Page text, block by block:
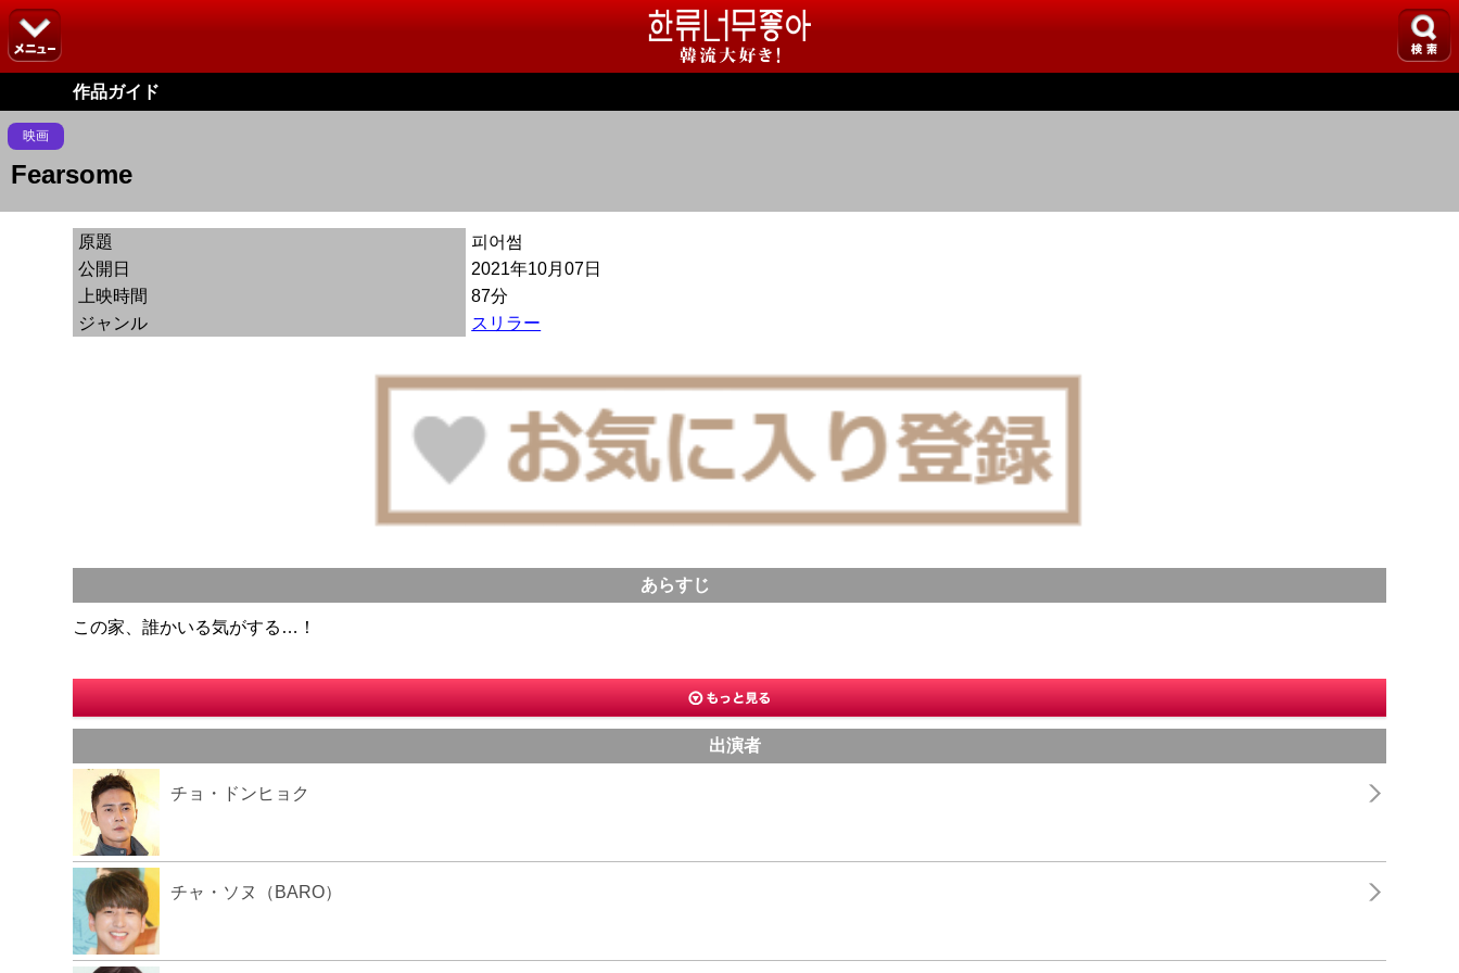
作品ガイド
映画
Fearsome
原題
피어썸
公開日
2021年10月07日
上映時間
87分
ジャンル
スリラー
あらすじ
この家、誰かいる気がする…！
出演者
チョ・ドンヒョク
チャ・ソヌ（BARO）